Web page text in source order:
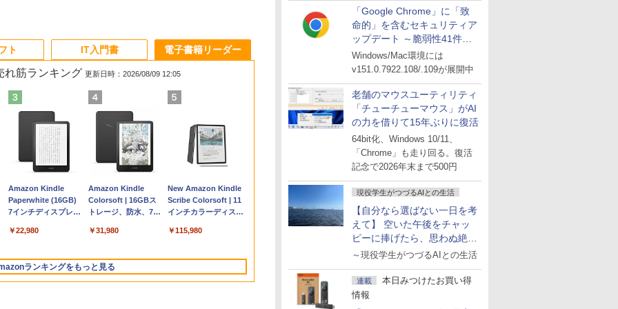
「Google Chrome」に「致
命的」を含むセキュリティア
ップデート ～脆弱性41件に
対処
Windows/Mac環境には
v151.0.7922.108/.109が展開中
老舗のマウスユーティリティ
「チューチューマウス」がAI
の力を借りて15年ぶりに復活
64bit化、Windows 10/11、
「Chrome」も走り回る。復活
記念で2026年末まで500円
現役学生がつづるAIとの生活
【自分なら選ばない一日を考
えて】 空いた午後をチャッ
ピーに捧げたら、思わぬ絶景
に出会った話
～現役学生がつづるAIとの生活
連載
本日みつけたお買い得
情報
Apple 2026
MacBook Air M5チ
ップ搭載13インチノ
Apple Intelligence、
Retinaディスプレ
イ、16GBユニファイ
ドメモリ、1TB SSD
￥278,800
【Amazon.co.jp限
定】 HP ノートパソ
コン 15-fd 15.6イン
512GB SSD インテ
￥129,800
FMV ノートパソコン
WE1-K3 (MS 365
Personal/Copilotキー
型/Core i5/16GB/SSD
FMVWK3E15W_AZ
￥139,880
ト
Robloxギフトカード
- 2,000 Robux 【限
定バーチャルアイテ
インゲームコード】
ラインコード版
￥3,200
Microsoft Office
Home & Business
2024(最新 永続版)|オ
版|Windows11、
￥39,582
Windows版 |
Minecraft (マインクラ
フト): Java & Bedrock
ード版
￥3,600
IT入門書
ClaudeCode いちば
んやさしい 教科書:
非エンジニア 初心者
マニュアル AI副業に
もKindle出版にも！
非エンジニアのため
のAIコーディング入
￥99
AIイラスト表現辞典:
思い通りの絵を引き
出す プロンプトの言
ズ (はぴーイラスト
￥480
FM TOWNS ハイパ
ー・カタログ: 本体ハ
ードウェア・市販ソフ
トリストと最新エミュ
￥1,600
電子書籍リーダー
れ筋ランキング 更新日時：2026/08/09 12:05
Amazon Kindle
Paperwhite (16GB)
7インチディスプレ
ト、12週間持続バッ
ブラック
￥22,980
Amazon Kindle
Colorsoft | 16GBス
トレージ、防水、7イ
レイ、色調調節ライ
ッテリー、広告無
し、ブラック (2025
年発売)
￥31,980
New Amazon Kindle
Scribe Colorsoft | 11
インチカラーディスプ
ジ、ノート機能搭載、
調節ライト、プレミア
イト
￥115,980
ランキングをもっと見る